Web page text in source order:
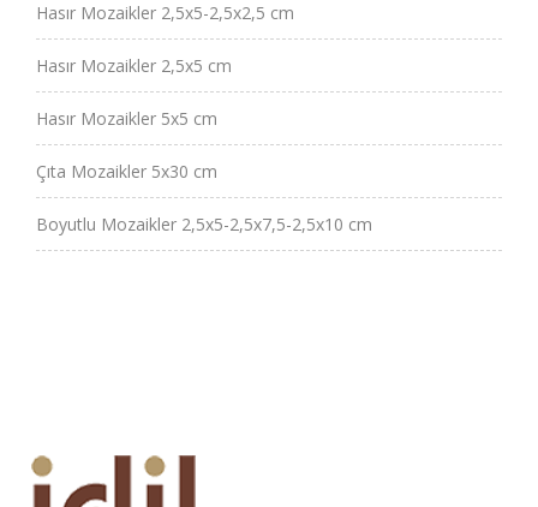
Hasır Mozaikler 2,5x5-2,5x2,5 cm
Hasır Mozaikler 2,5x5 cm
Hasır Mozaikler 5x5 cm
Çıta Mozaikler 5x30 cm
Boyutlu Mozaikler 2,5x5-2,5x7,5-2,5x10 cm